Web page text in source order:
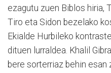
ezagutu zuen Biblos hiria,
Tiro eta Sidon bezelako
Ekialde Hurbileko
dituen lurraldea. Khalil
bere sorterriaz behin